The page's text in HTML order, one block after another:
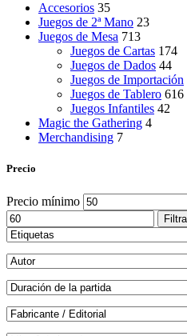
Accesorios 35
Juegos de 2ª Mano 23
Juegos de Mesa 713
Juegos de Cartas 174
Juegos de Dados 44
Juegos de Importación
Juegos de Tablero 616
Juegos Infantiles 42
Magic the Gathering 4
Merchandising 7
Precio
Precio mínimo